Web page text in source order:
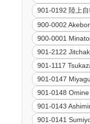
901-0192 陸上
900-0002
900-0001
901-2122
901-1117
901-0147
901-0148 Omine
901-0143
901-0141